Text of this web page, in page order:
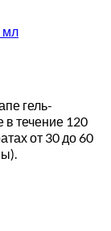
мл
гель-
течение 120
от 30 до 60